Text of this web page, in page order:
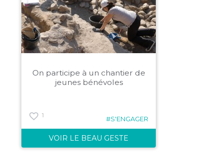
On participe à un chantier de
jeunes bénévoles
1 #S'ENGAGER
VOIR LE BEAU GESTE